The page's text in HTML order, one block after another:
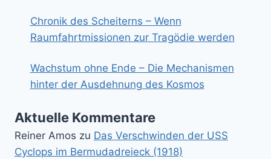
Chronik des Scheiterns – Wenn
Raumfahrtmissionen zur Tragödie werden
Wachstum ohne Ende – Die Mechanismen
hinter der Ausdehnung des Kosmos
Aktuelle Kommentare
Reiner Amos zu Das Verschwinden der USS
Cyclops im Bermudadreieck (1918)